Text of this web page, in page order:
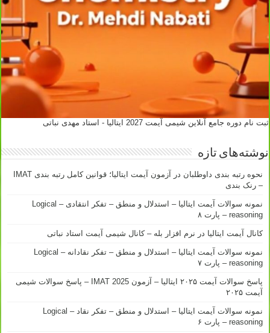
ثبت نام دوره جامع آنلاین شیمی آیمت 2027 ایتالیا - استاد مهدی نباتی
نوشته‌های تازه
نحوه رتبه بندی داوطلبان در آزمون آیمت ایتالیا؛ قوانین کامل رتبه بندی IMAT
– رنک بندی
نمونه سوالات آیمت ایتالیا – استدلال و منطق – تفکر انتقادی – Logical
reasoning – پارت ۸
کانال آیمت ایتالیا در نرم افزار بله – کانال شیمی آیمت استاد نباتی
نمونه سوالات آیمت ایتالیا – استدلال و منطق – تفکر نقادانه – Logical
reasoning – پارت ۷
پاسخ سوالات آیمت ۲۰۲۵ ایتالیا – آزمون IMAT 2025 – پاسخ سوالات شیمی
آیمت ۲۰۲۵
نمونه سوالات آیمت ایتالیا – استدلال و منطق – تفکر نقاد – Logical
reasoning – پارت ۶